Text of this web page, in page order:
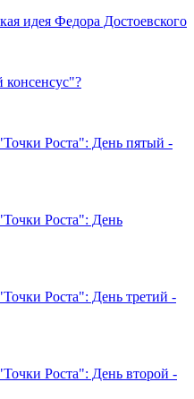
идея Федора Достоевского
консенсус"?
Роста": День пятый -
Роста": День
Роста": День третий -
Роста": День второй -